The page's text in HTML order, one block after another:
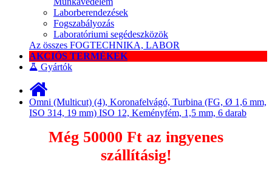
Laborberendezések
Fogszabályozás
Laboratóriumi segédeszközök
Az összes FOGTECHNIKA, LABOR
AKCIÓS TERMÉKEK
Gyártók
Omni (Multicut) (4), Koronafelvágó, Turbina (FG, Ø 1,6 mm,
ISO 314, 19 mm) ISO 12, Keményfém, 1,5 mm, 6 darab
Még 50000 Ft az ingyenes
szállításig!